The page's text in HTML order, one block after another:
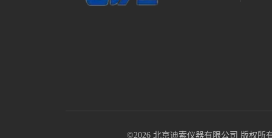
©2026 北京迪索仪器有限公司 版权所